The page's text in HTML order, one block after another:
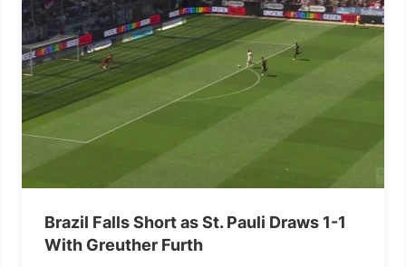
Brazil Falls Short as St. Pauli Draws 1-1
With Greuther Furth